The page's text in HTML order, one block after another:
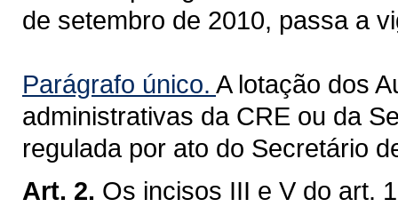
de setembro de 2010, passa a
Parágrafo único. A lotação dos
administrativas da CRE ou da
regulada por ato do Secretário
Art. 2. Os incisos III e V do art.